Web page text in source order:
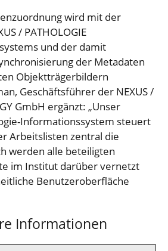
wird mit der
/ PATHOLOGIE
und der damit
der Metadaten
Objektträgerbildern
Geschäftsführer der NEXUS /
GmbH ergänzt: „Unser
Informationssystem steuert
Arbeitslisten zentral die
werden alle beteiligten
im Institut darüber vernetzt
Benutzeroberfläche
Informationen